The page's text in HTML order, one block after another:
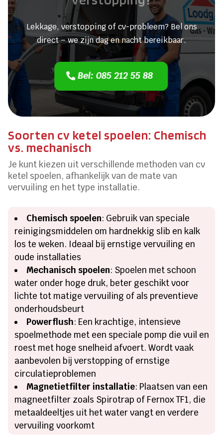
Lekkage, verstopping of cv-probleem? Bel ons
direct – we zijn dag en nacht bereikbaar.
Bel: 085 212 55 88
Soorten cv ketel spoelen: Chemisch
vs. mechanisch
Je kunt kiezen uit verschillende methoden van cv
ketel spoelen, afhankelijk van de mate van
vervuiling en het type installatie.
Chemisch spoelen: Gebruik van speciale
reinigingsmiddelen om hardnekkig slib en kalk
los te weken. Ideaal bij ernstige vervuiling en
oude installaties
Mechanisch spoelen: Spoelen met schoon
water onder hoge druk, beter geschikt voor
lichte tot matige vervuiling of als preventieve
onderhoudsbeurt
Powerflush: Een krachtige, intensieve
spoelmethode met een speciale pomp die vuil en
roest met hoge snelheid afvoert. Wordt vaak
aanbevolen bij verstopping of ernstige
circulatieproblemen
Magnetietfilter installatie: Plaatsen van een
magneetfilter zoals Spirotrap of Fernox TF1, die
metaaldeeltjes uit het water vangt en verdere
vervuiling voorkomt